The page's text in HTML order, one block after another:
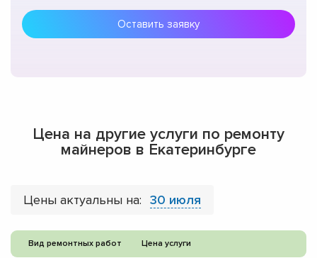
Оставить заявку
Цена на другие услуги по ремонту
майнеров в Екатеринбурге
Цены актуальны на: 30 июля
Вид ремонтных работ Цена услуги